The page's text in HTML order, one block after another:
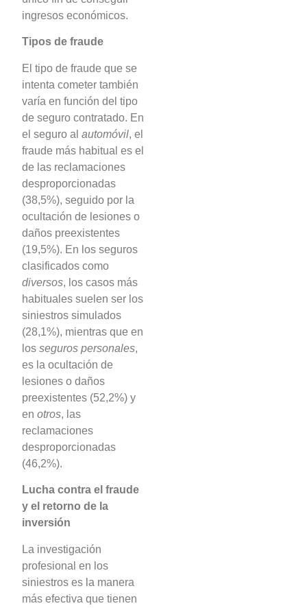
ingresos económicos.
Tipos de fraude
El tipo de fraude que se
intenta cometer también
varía en función del tipo
de seguro contratado. En
el seguro alautomóvil, el
fraude más habitual es el
de las reclamaciones
desproporcionadas
(38,5%), seguido por la
ocultación de lesiones o
daños preexistentes
(19,5%). En los seguros
clasificados como
diversos, los casos más
habituales suelen ser los
siniestros simulados
(28,1%), mientras que en
losseguros personales,
es la ocultación de
lesiones o daños
preexistentes (52,2%) y
enotros, las
reclamaciones
desproporcionadas
(46,2%).
Lucha contra el fraude
y el retorno de la
inversión
La investigación
profesional en los
siniestros es la manera
más efectiva que tienen